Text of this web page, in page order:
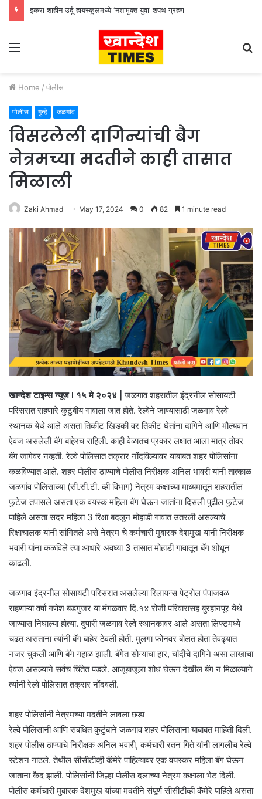
इकरा शाहीन उर्दू हायस्कूलमध्ये ‘नशामुक्त युवा’ शपथ ग्रहण
Menu
Home / पोलीस
पोलीस गुन्हे जळगांव
विसरलेली दागिन्यांची बैग
नेत्रमच्या मदतीने काही तासात
मिळाली
Zaki Ahmad May 17, 2024 0 82 1 minute read
खान्देश टाइम्स न्यूज l १५ मे २०२४ |
जळगाव शहरातील इंद्रनील सोसायटी
परिसरात राहणारे कुटुंबीय गावाला जात होते. रेल्वेने जाण्यासाठी जळगाव रेल्वे
स्थानक येथे आले असता तिकीट खिडकी वर तिकीट घेतांना दागिने आणि मौल्यवान
ऐवज असलेली बॅग बाहेरच राहिली. काही वेळातच प्रकार लक्षात आला मात्र तोवर
बॅग जागेवर नव्हती. रेल्वे पोलिसात तक्रार नोंदविल्यावर याबाबत शहर पोलिसांना
कळविण्यात आले. शहर पोलीस ठाण्याचे पोलीस निरीक्षक अनिल भावरी यांनी तात्काळ
जळगांव पोलिसांच्या (सी.सी.टी. व्ही विभाग) नेत्रम कक्षाच्या माध्यमातून शहरातील
फुटेज तपासले असता एक वयस्क महिला बॅग घेऊन जातांना दिसली पुढील फुटेज
पाहिले असता सदर महिला 3 रिक्षा बदलून मोहाडी गावात उतरली असल्याचे
रिक्षाचालक यांनी सांगितले असे नेत्रम चे कर्मचारी मुबारक देशमुख यांनी निरीक्षक
भवारी यांना कळविले त्या आधारे अवघ्या 3 तासात मोहाडी गावातून बॅग शोधून
काढली.
जळगाव इंद्रनील सोसायटी परिसरात असलेल्या रिलायन्स पेट्रोल पंपाजवळ
राहणाऱ्या वर्षा गणेश बडगुजर या मंगळवार दि.१४ रोजी परिवारासह बुरहानपूर येथे
जाण्यास निघाल्या होत्या. दुपारी जळगाव रेल्वे स्थानकावर आले असता लिफ्टमध्ये
चढत असताना त्यांनी बॅग बाहेर ठेवली होती. मुलगा फोनवर बोलत होता तेवढ्यात
नजर चुकली आणि बॅग गहाळ झाली. बॅगेत सोन्याचा हार, चांदीचे दागिने असा लाखाचा
ऐवज असल्याने सर्वच चिंतेत पडले. आजूबाजूला शोध घेऊन देखील बॅग न मिळाल्याने
त्यांनी रेल्वे पोलिसात तक्रार नोंदवली.
शहर पोलिसांनी नेत्रमच्या मदतीने लावला छडा
रेल्वे पोलिसांनी आणि संबंधित कुटुंबाने जळगाव शहर पोलिसांना याबाबत माहिती दिली.
शहर पोलीस ठाण्याचे निरीक्षक अनिल भवारी, कर्मचारी रतन गिते यांनी लागलीच रेल्वे
स्टेशन गाठले. तेथील सीसीटीव्ही कॅमेरे पाहिल्यावर एक वयस्कर महिला बॅग घेऊन
जाताना कैद झाली. पोलिसांनी जिल्हा पोलीस दलाच्या नेत्रम कक्षाला भेट दिली.
पोलीस कर्मचारी मुबारक देशमुख यांच्या मदतीने संपूर्ण सीसीटीव्ही कॅमेरे पाहिले असता